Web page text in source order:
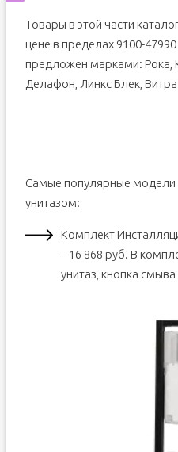
Товары в этой части
цене в пределах 9100-
предложен марками: Рока,
Делафон, Линкс Блек,
Самые популярные модели
унитазом:
Комплект
– 16 868 руб. В
унитаз, кнопка